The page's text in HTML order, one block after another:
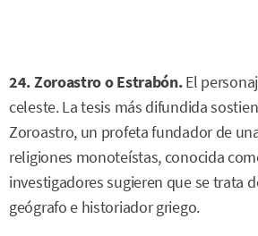
24. Zoroastro o Estrabón.El
celeste. La tesis más difundida
Zoroastro, un profeta fundador de
religiones monoteístas, conocida
investigadores sugieren que se trata
geógrafo e historiador griego.